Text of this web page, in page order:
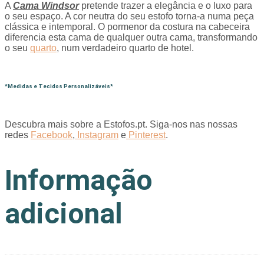
A Cama Windsorpretende trazer a elegância e o luxo para
o seu espaço. A cor neutra do seu estofo torna-a numa peça
clássica e intemporal. O pormenor da costura na cabeceira
diferencia esta cama de qualquer outra cama, transformando
o seu quarto, num verdadeiro quarto de hotel.
*Medidas e Tecidos Personalizáveis*
Descubra mais sobre a Estofos.pt. Siga-nos nas nossas
redes Facebook, Instagram e Pinterest.
Informação
adicional